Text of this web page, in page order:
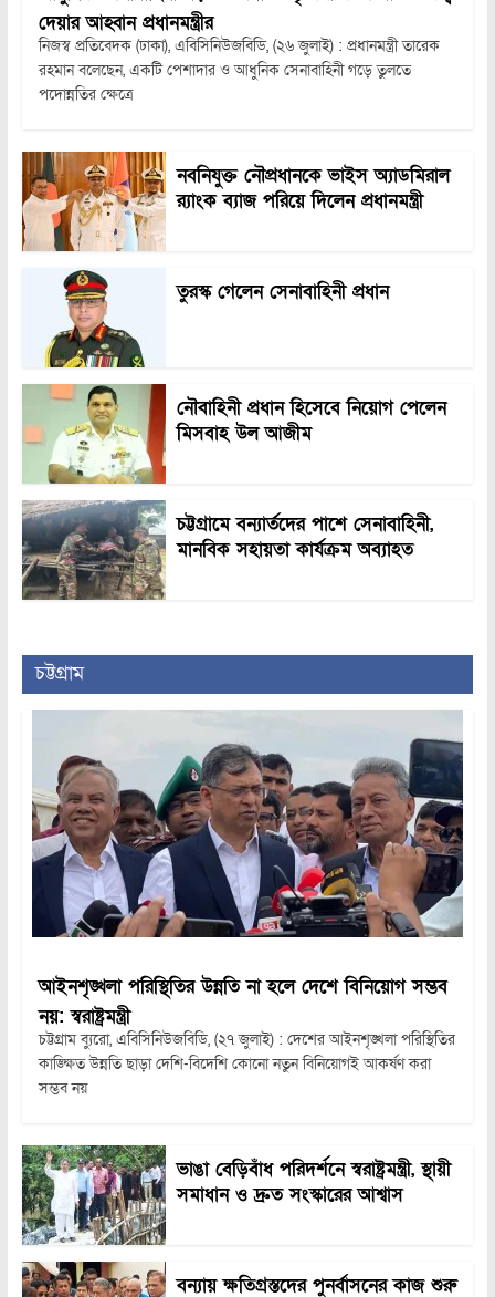
দেয়ার আহ্বান প্রধানমন্ত্রীর
নিজস্ব প্রতিবেদক (ঢাকা), এবিসিনিউজবিডি, (২৬ জুলাই) : প্রধানমন্ত্রী তারেক
রহমান বলেছেন, একটি পেশাদার ও আধুনিক সেনাবাহিনী গড়ে তুলতে
পদোন্নতির ক্ষেত্রে
নবনিযুক্ত নৌপ্রধানকে ভাইস অ্যাডমিরাল
র‍্যাংক ব্যাজ পরিয়ে দিলেন প্রধানমন্ত্রী
তুরস্ক গেলেন সেনাবাহিনী প্রধান
নৌবাহিনী প্রধান হিসেবে নিয়োগ পেলেন
মিসবাহ উল আজীম
চট্টগ্রামে বন্যার্তদের পাশে সেনাবাহিনী,
মানবিক সহায়তা কার্যক্রম অব্যাহত
চট্টগ্রাম
আইনশৃঙ্খলা পরিস্থিতির উন্নতি না হলে দেশে বিনিয়োগ সম্ভব
নয়: স্বরাষ্ট্রমন্ত্রী
চট্টগ্রাম ব্যুরো, এবিসিনিউজবিডি, (২৭ জুলাই) : দেশের আইনশৃঙ্খলা পরিস্থিতির
কাঙ্ক্ষিত উন্নতি ছাড়া দেশি-বিদেশি কোনো নতুন বিনিয়োগই আকর্ষণ করা
সম্ভব নয়
ভাঙা বেড়িবাঁধ পরিদর্শনে স্বরাষ্ট্রমন্ত্রী, স্থায়ী
সমাধান ও দ্রুত সংস্কারের আশ্বাস
বন্যায় ক্ষতিগ্রস্তদের পুনর্বাসনের কাজ শুরু